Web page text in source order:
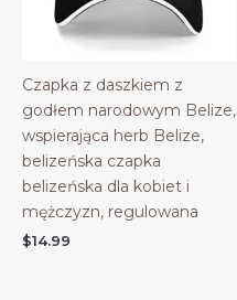
Czapka z daszkiem z
godłem narodowym Belize,
wspierająca herb Belize,
belizeńska czapka
belizeńska dla kobiet i
mężczyzn, regulowana
$14.99